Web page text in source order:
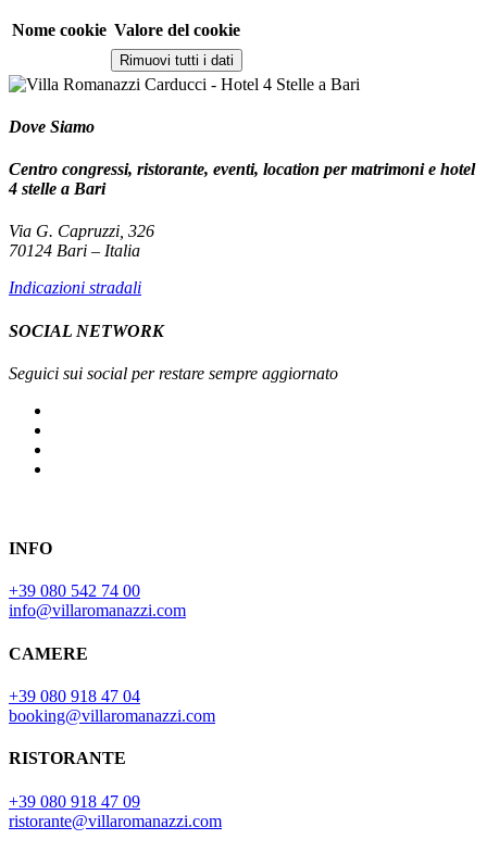
Nome cookie Valore del cookie
Rimuovi tutti i dati
Dove Siamo
Centro congressi, ristorante, eventi, location per matrimoni e hotel
4 stelle a Bari
Via G. Capruzzi, 326
70124 Bari – Italia
Indicazioni stradali
SOCIAL NETWORK
Seguici sui social per restare sempre aggiornato
INFO
+39 080 542 74 00
info@villaromanazzi.com
CAMERE
+39 080 918 47 04
booking@villaromanazzi.com
RISTORANTE
+39 080 918 47 09
ristorante@villaromanazzi.com